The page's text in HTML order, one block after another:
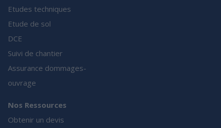
Etudes techniques
Etude de sol
DCE
Suivi de chantier
Assurance dommages-
ouvrage
Nos Ressources
Obtenir un devis